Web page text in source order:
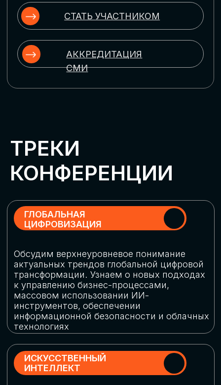
Выясним, как в наши дни уверенно
защищать свой бизнес от киберугроз
ЦИФРОВИЗАЦИЯ
МАРКЕТИНГА И ПРОДАЖ
Обменяемся опытом, какие ИИ-решения
в маркетинге и продажах наиболее
рекламными кампаниями показывают
наибольшую эффективность
комплексные решения для роста
производительности и кейсы
оптимизации процессов найма,
развития, оценки и удержания
РОБОТИЗАЦИЯ
Узнаем, в каких отраслях ИИ
«материализуется», какие роботы
решают сложные бизнес-задачи, а где
только обсуждают концепции
роботизации и потенциальные бюджеты
на тестирование образцов
ЦИФРОВИЗАЦИЯ
КЛИЕНТСКОГО СЕРВИСА
Разберем кейсы в сфере цифровизации